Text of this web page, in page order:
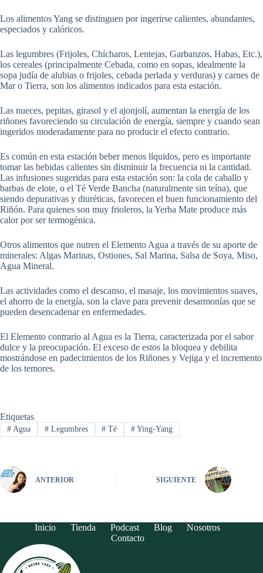
Los alimentos Yang se distinguen por ingerirse calientes, abundantes,
especiados y calóricos.
Las legumbres (Frijoles, Chícharos, Lentejas, Garbanzos, Habas, Etc.),
los cereales (principalmente Cebada, como en sopas, idealmente la
sopa judía de alubias o frijoles, cebada perlada y verduras) y carnes de
Mar o Tierra, son los alimentos indicados para esta estación.
Las nueces, pepitas, girasol y el ajonjolí, aumentan la energía de los
riñones favoreciendo su circulación de energía, siempre y cuando sean
ingeridos moderadamente para no producir el efecto contrario.
Es común en esta estación beber menos líquidos, pero es importante
tomar las bebidas calientes sin disminuir la frecuencia ni la cantidad.
Las infusiones sugeridas para esta estación son: la cola de caballo y
barbas de elote, o el Té Verde Bancha (naturalmente sin teína), que
siendo depurativas y diuréticas, favorecen el buen funcionamiento del
Riñón. Para quienes son muy frioleros, la Yerba Mate produce más
calor por ser termogénica.
Otros alimentos que nutren el Elemento Agua a través de su aporte de
minerales: Algas Marinas, Ostiones, Sal Marina, Salsa de Soya, Miso,
Agua Mineral.
Las actividades como el descanso, el masaje, los movimientos suaves,
el ahorro de la energía, son la clave para prevenir desarmonías que se
pueden desencadenar en enfermedades.
El Elemento contrario al Agua es la Tierra, caracterizada por el sabor
dulce y la preocupación. El exceso de estos la bloquea y debilita
mostrándose en padecimientos de los Riñones y Vejiga y el incremento
de los temores.
Etiquetas
#Agua #Legumbres # Té # Ying-Yang
ANTERIOR SIGUIENTE
Inicio Tienda Podcast Blog
Nosotros
Contacto